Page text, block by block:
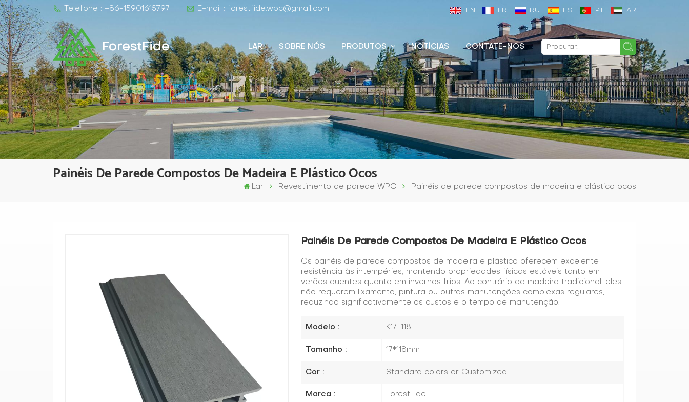
Telefone : +86-15901615797 E-mail : forestfide.wpc@gmail.com EN FR RU ES PT AR
ForestFide LAR SOBRE NÓS PRODUTOS NOTÍCIAS CONTATE-NOS
Painéis De Parede Compostos De Madeira E Plástico Ocos
Lar Revestimento de parede WPC Painéis de parede compostos de madeira e plástico ocos
Painéis De Parede Compostos De Madeira E Plástico Ocos
Os painéis de parede compostos de madeira e plástico oferecem excelente
resistência às intempéries, mantendo propriedades físicas estáveis ​​tanto em
verões quentes quanto em invernos frios. Ao contrário da madeira tradicional, eles
não requerem lixamento, pintura ou outras manutenções complexas regulares,
reduzindo significativamente os custos e o tempo de manutenção.
Modelo : K17-118
Tamanho : 17*118mm
Cor : Standard colors or Customized
Marca : ForestFide